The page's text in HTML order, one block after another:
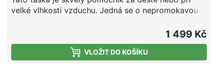
velké vlhkosti vzduchu. Jedná se o nepromokavou
podmínek veškeré vaše věci v suchém stavu.
materiál: HDPVC 60 x 70 cm (výška x šířka)
1 499 Kč
VLOŽIT DO KOŠÍKU